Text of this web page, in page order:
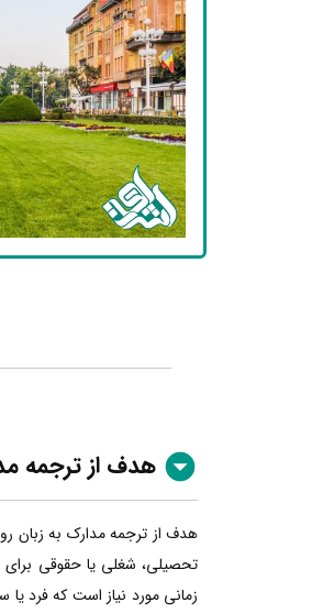
هدف از ترجمه
هدف از ترجمه مدارک به زبان
تحصیلی، شغلی یا حقوقی برای
زمانی مورد نیاز است که فرد یا